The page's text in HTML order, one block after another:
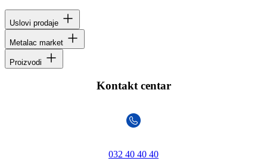
Uslovi prodaje
Metalac market
Proizvodi
Kontakt centar
032 40 40 40